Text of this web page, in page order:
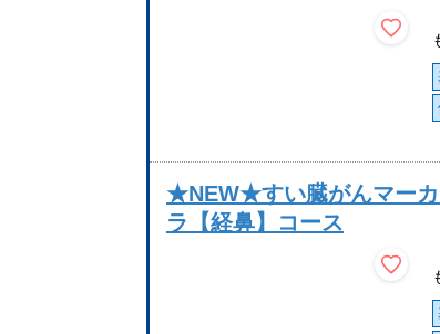
★NEW★すい臓がんマーカ
ラ【経鼻】コース